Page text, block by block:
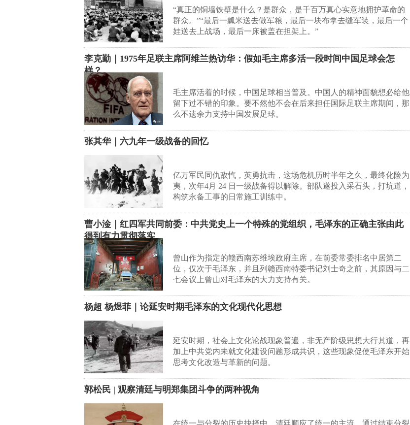
“真正的铜墙铁壁是什么？是群众，是千百万真心实意地拥护革命的
群众。”“‌最后一瓢米送去做军粮，最后一块布拿去缝军装，最后一个
娃送去上战场，最后一床被盖在担架上。‌”‌‌
李克勤｜1975年足联主席阿维兰热访华：假如毛主席多活一段时间中国足球会怎
样？
毛主席活着的时候，中国足球相当普及。中国人的精神面貌想必给他
留下过不错的印象。要不然他不会在后来担任国际足联主席期间，那
么不遗余力支持中国发展足球。
张其华｜六九年一级战备的回忆
亿万军民同仇敌忾，英勇抗击，这场危机历时半年之久，最终化险为
夷，次年4月 24 日一级战备得以解除。部队遂投入采石头，打坑道，
构筑永备工事的日常施工训练中。
曹小淦｜红四军共同前委：中共党史上一个特殊的党组织，毛泽东的正确主张由此
得到有力贯彻落实
曾山作为指定的赣西南苏维埃政府主席，在前委常委排名中居第二
位，仅次于毛泽东，并且列赣西南特委书记刘士奇之前，其原因与二
七会议上曾山对毛泽东的大力支持有关。
杨超 杨煜菲｜论延安时期毛泽东的文化现代化思想
延安时期，社会上文化论战现象普遍，非无产阶级思想大行其道，再
加上中共党内未就文化建设问题形成共识，这些现象促使毛泽东开始
思考文化改造与革新的问题。
郭松民 | 观察清廷与明郑集团斗争的两种视角
在统一与分裂的历史抉择中，清廷顺应了统一的主流，通过结束分裂